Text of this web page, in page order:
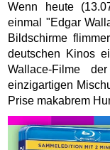
Wenn heute
einmal "Edgar
Bildschirme
deutschen Kinos
Wallace-Filme
einzigartigen
Prise makabrem